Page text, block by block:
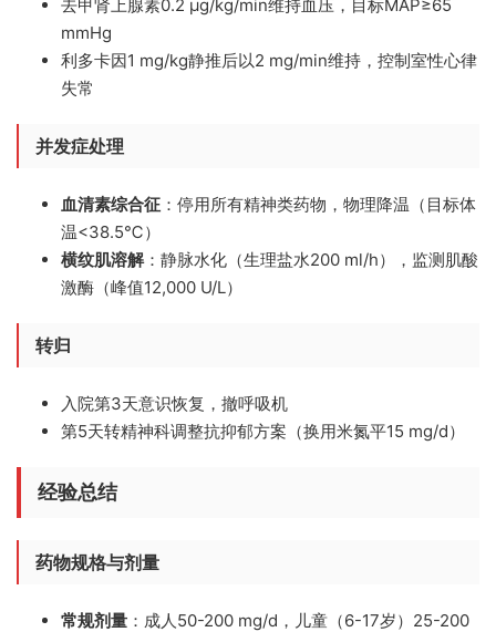
去甲肾上腺素0.2 μg/kg/min维持血压，目标MAP≥65
mmHg
利多卡因1 mg/kg静推后以2 mg/min维持，控制室性心律
失常
并发症处理
血清素综合征 ：停用所有精神类药物，物理降温（目标体
温<38.5℃）
横纹肌溶解：静脉水化（生理盐水200 ml/h），监测肌酸
激酶（峰值12,000 U/L）
转归
入院第3天意识恢复，撤呼吸机
第5天转精神科调整抗抑郁方案（换用米氮平15 mg/d）
经验总结
药物规格与剂量
常规剂量 ：成人50-200 mg/d，儿童（6-17岁）25-200